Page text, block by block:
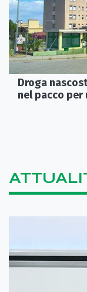
Droga
nel pacco per